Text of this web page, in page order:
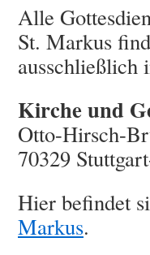
Alle
St. Markus
ausschließlich
Kirche und
Otto-Hirsch-
70329
Hier befindet
Markus.